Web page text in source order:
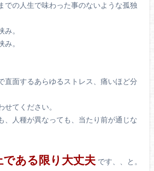
での人生で味わった事のないような孤独
。
。
直面するあらゆるストレス、痛いほど分
せてください。
、人種が異なっても、当たり前が通じな
である限り大丈夫 です、、と。